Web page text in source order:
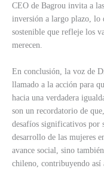
CEO de Bagrou invita a
inversión a largo plazo, lo
sostenible que refleje los
merecen.
En conclusión, la voz de
llamado a la acción para
hacia una verdadera
son un recordatorio de
desafíos significativos por
desarrollo de las mujeres
avance social, sino
chileno, contribuyendo